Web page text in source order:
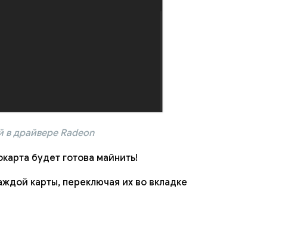
драйвере Radeon
будет готова майнить!
карты, переключая их во вкладке